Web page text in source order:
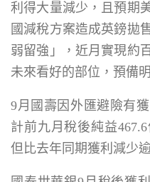
利得大量減少，且預期
國減稅方案造成英鎊拋
弱留強」，近月實現約
未來看好的部位，預備
9月國壽因外匯避險有
計前九月稅後純益
但比去年同期獲利減少